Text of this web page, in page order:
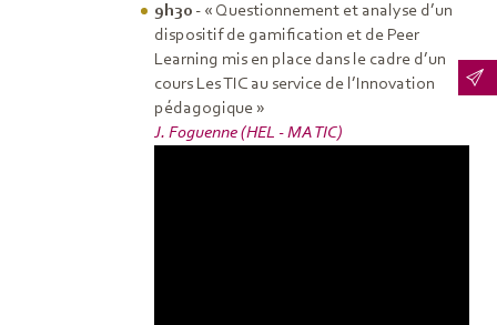
9h30- « Questionnement et analyse d’un
dispositif de gamification et de Peer
Learning mis en place dans le cadre d’un
cours Les TIC au service de l’Innovation
pédagogique »
J. Foguenne (HEL - MA TIC)